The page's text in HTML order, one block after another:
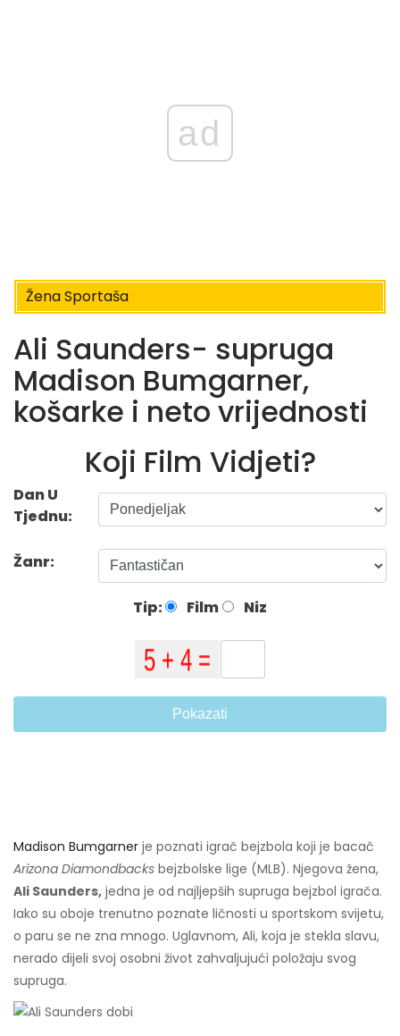
ad
Žena Sportaša
Ali Saunders- supruga
Madison Bumgarner,
košarke i neto vrijednosti
Koji Film Vidjeti?
Dan U
Tjednu:
Žanr:
Tip: Film Niz
Pokazati
Madison Bumgarner je poznati igrač bejzbola koji je bacač
Arizona Diamondbacks bejzbolske lige (MLB). Njegova žena,
Ali Saunders, jedna je od najljepših supruga bejzbol igrača.
Iako su oboje trenutno poznate ličnosti u sportskom svijetu,
o paru se ne zna mnogo. Uglavnom, Ali, koja je stekla slavu,
nerado dijeli svoj osobni život zahvaljujući položaju svog
supruga.